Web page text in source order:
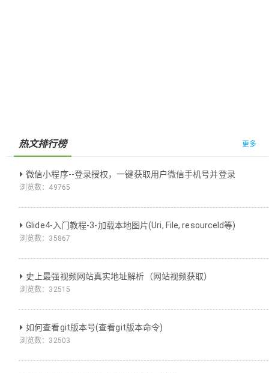
热文排行榜 更多
微信小程序--登录授权，一键获取用户微信手机号并登录
浏览数： 49765
Glide4-入门教程-3-加载本地图片(Uri, File, resourceId等)
浏览数： 35867
史上最强视频网站真实地址解析（网站视频获取）
浏览数： 32515
如何查看git版本号(查看git版本命令)
浏览数： 32503